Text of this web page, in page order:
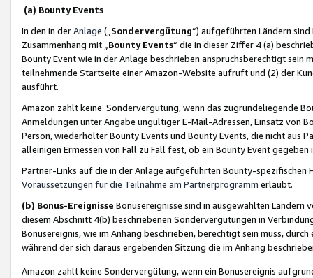
(a) Bounty Events
In den in derAnlage („ Sondervergütung“) aufgeführten Ländern
Zusammenhang mit „ Bounty Events“ die in dieser Ziffer 4 (a)
Bounty Event wie in der Anlage beschrieben anspruchsberechtigt sein
teilnehmende Startseite einer Amazon-Website aufruft und (2) der
ausführt.
Amazon zahlt keine Sondervergütung, wenn das zugrundeliegende
Anmeldungen unter Angabe ungültiger E-Mail-Adressen, Einsatz von
Person, wiederholter Bounty Events und Bounty Events, die nicht
alleinigen Ermessen von Fall zu Fall fest, ob ein Bounty Event
Partner-Links auf die in der Anlage aufgeführten Bounty-spezifischen
Voraussetzungen für die Teilnahme am Partnerprogramm erlaubt.
(b) Bonus-Ereignisse Bonusereignisse sind in ausgewählten Ländern
diesem Abschnitt 4(b) beschriebenen Sondervergütungen in
Bonusereignis, wie im Anhang beschrieben, berechtigt sein muss,
während der sich daraus ergebenden Sitzung die im Anhang
Amazon zahlt keine Sondervergütung, wenn ein Bonusereignis